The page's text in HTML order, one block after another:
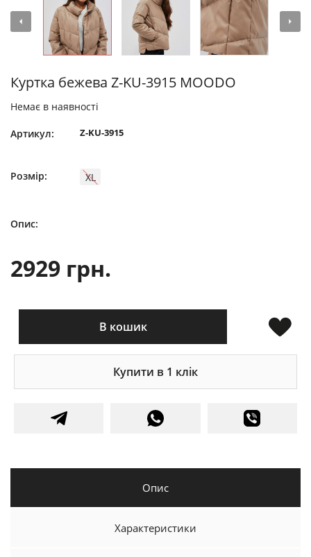
Куртка бежева Z-KU-3915 MOODO
Немає в наявності
Артикул: Z-KU-3915
Розмір: XL
Опис:
2929 грн.
В кошик
Купити в 1 клік
Опис
Характеристики